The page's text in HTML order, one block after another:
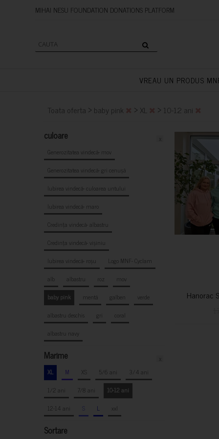
MIHAI NESU FOUNDATION
VREAU UN PRODUS
Toata oferta > baby pink > XL > 10-12 ani
culoare
Generozitatea vindecă- mov
Generozitatea vindecă- gri cenușă
Iubirea vindecă- culoarea untului
Iubirea vindecă- maro
Credința vindecă- albastru
Credința vindecă- vișiniu
Iubirea vindecă- roșu
Logo MNF- Cyclam
alb
albastru roz
mov
baby pink
mentă galben
verde
albastru deschis
gri
coral
albastru navy
Marime
XL M XS 5/6 ani
3/4 ani
1/2 ani
7/8 ani
10-12 ani
12-14 ani
S L xxl
Sortare
Hanorac